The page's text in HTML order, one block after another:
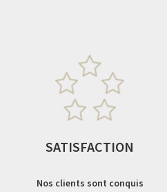
SATISFACTION
Nos clients sont conquis